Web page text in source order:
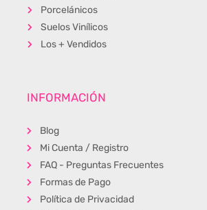
Porcelánicos
Suelos Vinílicos
Los + Vendidos
INFORMACIÓN
Blog
Mi Cuenta / Registro
FAQ - Preguntas Frecuentes
Formas de Pago
Política de Privacidad